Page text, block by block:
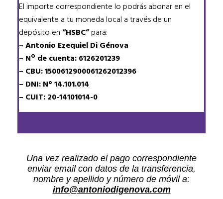
El importe correspondiente lo podrás abonar en el
equivalente a tu moneda local a través de un
depósito en“HSBC”para:
– Antonio Ezequiel Di Génova
– Nº de cuenta: 6126201239
– CBU: 1500612900061262012396
– DNI: N° 14.101.014
– CUIT: 20-14101014-0
Una vez realizado el pago correspondiente
enviar email con datos de la transferencia,
nombre y apellido y número de móvil a:
info@antoniodigenova.com